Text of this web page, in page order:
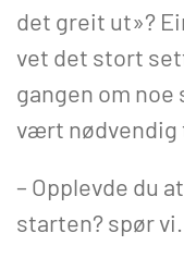
det greit ut»?
vet det stort
gangen om noe
vært nødvendig
– Opplevde du
starten? spør vi.